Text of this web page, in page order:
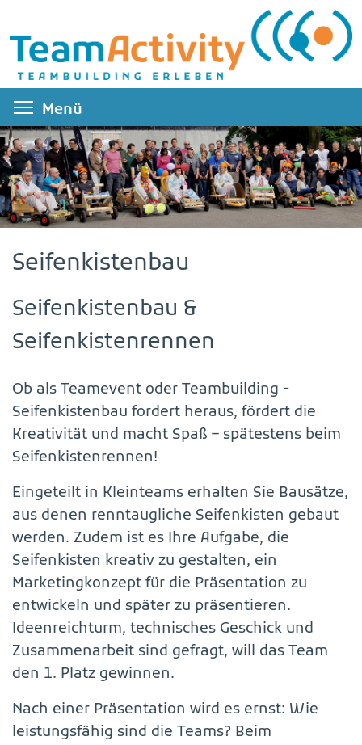
zum
Inhalt
Menü
Seifenkistenbau
Seifenkistenbau &
Seifenkistenrennen
Ob als Teamevent oder Teambuilding -
Seifenkistenbau fordert heraus, fördert die
Kreativität und macht Spaß – spätestens beim
Seifenkistenrennen!
Eingeteilt in Kleinteams erhalten Sie Bausätze,
aus denen renntaugliche Seifenkisten gebaut
werden. Zudem ist es Ihre Aufgabe, die
Seifenkisten kreativ zu gestalten, ein
Marketingkonzept für die Präsentation zu
entwickeln und später zu präsentieren.
Ideenreichturm, technisches Geschick und
Zusammenarbeit sind gefragt, will das Team
den 1. Platz gewinnen.
Nach einer Präsentation wird es ernst: Wie
leistungsfähig sind die Teams? Beim